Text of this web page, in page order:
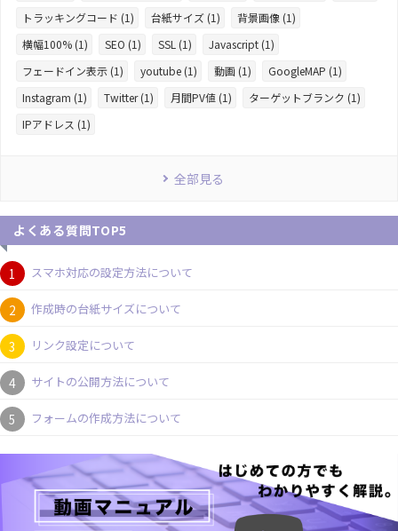
トラッキングコード (1)
台紙サイズ (1)
背景画像 (1)
横幅100% (1)
SEO (1) SSL (1)
Javascript (1)
フェードイン表示 (1)
youtube (1) 動画 (1)
GoogleMAP (1)
Instagram (1)
Twitter (1) 月間PV値 (1)
ターゲットブランク (1)
IPアドレス (1)
全部見る
よくある質問TOP5
スマホ対応の設定方法について
作成時の台紙サイズについて
リンク設定について
サイトの公開方法について
フォームの作成方法について